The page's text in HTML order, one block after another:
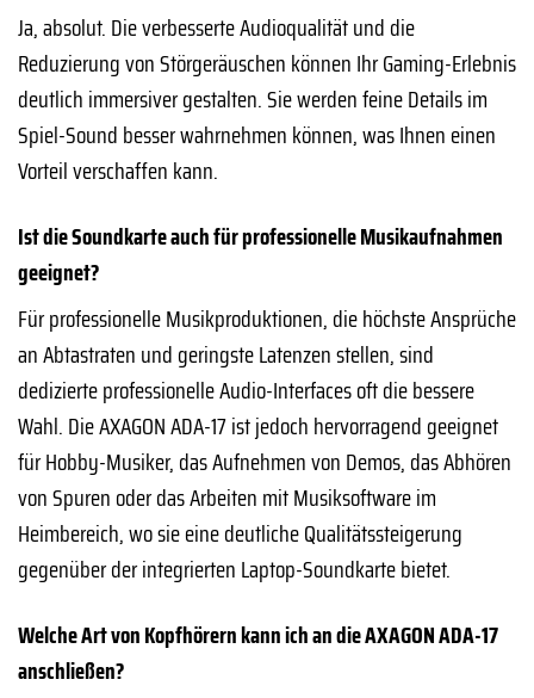
Ja, absolut. Die verbesserte Audioqualität und die
Reduzierung von Störgeräuschen können Ihr Gaming-Erlebnis
deutlich immersiver gestalten. Sie werden feine Details im
Spiel-Sound besser wahrnehmen können, was Ihnen einen
Vorteil verschaffen kann.
Ist die Soundkarte auch für professionelle Musikaufnahmen
geeignet?
Für professionelle Musikproduktionen, die höchste Ansprüche
an Abtastraten und geringste Latenzen stellen, sind
dedizierte professionelle Audio-Interfaces oft die bessere
Wahl. Die AXAGON ADA-17 ist jedoch hervorragend geeignet
für Hobby-Musiker, das Aufnehmen von Demos, das Abhören
von Spuren oder das Arbeiten mit Musiksoftware im
Heimbereich, wo sie eine deutliche Qualitätssteigerung
gegenüber der integrierten Laptop-Soundkarte bietet.
Welche Art von Kopfhörern kann ich an die AXAGON ADA-17
anschließen?